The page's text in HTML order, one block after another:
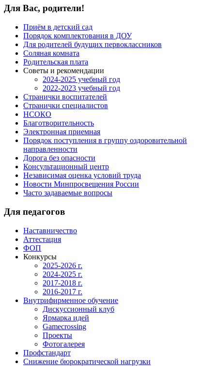
Для Вас, родители!
Приём в детский сад
Порядок комплектования в ДОУ
Для родителей будущих первоклассников
Соляная комната
Родительская плата
Советы и рекомендации
2024-2025 учебный год
2022-2023 учебный год
Странички воспитателей
Странички специалистов
НСОКО
Благотворительность
Электронная приемная
Порядок поступления в группу оздоровительной
направленности
Дорога без опасности
Консультационный центр
Независимая оценка условий труда
Новости Минпросвещения России
Часто задаваемые вопросы
Для педагогов
Наставничество
Аттестация
ФОП
Конкурсы
2025-2026 г.
2024-2025 г.
2017-2018 г.
2016-2017 г.
Внутрифирменное обучение
Дискуссионный клуб
Ярмарка идей
Gamecrossing
Проекты
Фотогалерея
Профстандарт
Снижение бюрократической нагрузки